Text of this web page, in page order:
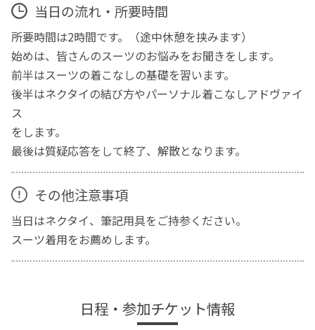
当日の流れ・所要時間
所要時間は2時間です。（途中休憩を挟みます）
始めは、皆さんのスーツのお悩みをお聞きをします。
前半はスーツの着こなしの基礎を習います。
後半はネクタイの結び方やパーソナル着こなしアドヴァイ
ス
をします。
最後は質疑応答をして終了、解散となります。
その他注意事項
当日はネクタイ、筆記用具をご持参ください。
スーツ着用をお薦めします。
日程・参加チケット情報